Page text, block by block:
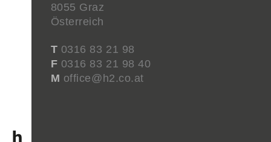
8055 Graz
Österreich
T 0316 83 21 98
F 0316 83 21 98 40
M office@h2.co.at